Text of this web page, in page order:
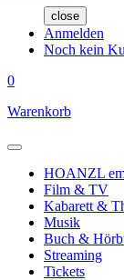
close
Anmelden
Noch kein
0
Warenkorb
HOANZL
Film & TV
Kabarett &
Musik
Buch &
Streaming
Tickets